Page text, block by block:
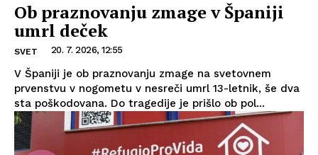
Ob praznovanju zmage v Španiji
umrl deček
SVET 20. 7. 2026, 12:55
V Španiji je ob praznovanju zmage na svetovnem
prvenstvu v nogometu v nesreči umrl 13-letnik, še dva
sta poškodovana. Do tragedije je prišlo ob pol...